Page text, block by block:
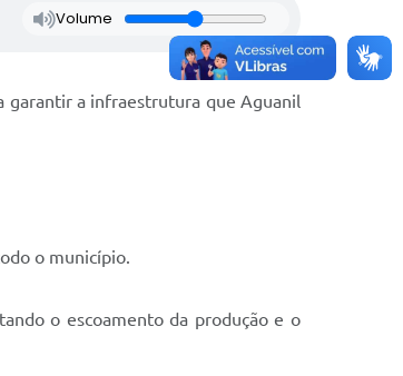
Volume
garantir a infraestrutura que Aguanil
o município.
o escoamento da produção e o